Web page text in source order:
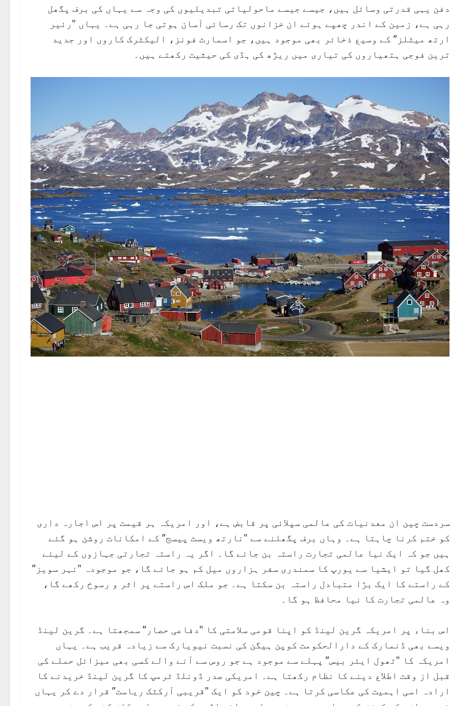
دفن یہی قدرتی وسائل ہیں، جیسے جیسے ماحولیاتی تبدیلیوں کی وجہ سے یہاں کی برف پگھل
رہی ہے، زمین کے اندر چھپے ہوئے ان خزانوں تک رسائی آسان ہوتی جا رہی ہے۔ ​یہاں "رئیر
ارتھ میٹلز” کے وسیع ذخائر بھی موجود ہیں، جو اسمارٹ فونز، الیکٹرک کاروں اور جدید
ترین فوجی ہتھیاروں کی تیاری میں ریڑھ کی ہڈی کی حیثیت رکھتے ہیں۔
​سردست چین ان معدنیات کی عالمی سپلائی پر قابض ہے، اور امریکہ ہر قیمت پر اس اجارہ داری
کو ختم کرنا چاہتا ہے۔ وہاں ​برف پگھلنے سے "نارتھ ویسٹ پیسج” کے امکانات روشن ہو گئے
ہیں جو کہ ایک نیا عالمی تجارت راستہ بن جائے گا۔ اگر یہ راستہ تجارتی جہازوں کے لیئے
کھل گیا تو ایشیا سے یورپ کا سمندری سفر ہزاروں میل کم ہو جائے گا، جو موجودہ "نہر سویز”
کے راستے کا ایک بڑا متبادل راستہ بن سکتا ہے۔ جو ملک اس راستے پر اثر و رسوخ رکھے گا،
وہ عالمی تجارت کا نیا محافظ ہو گا۔
​​اس بناء پر امریکہ گرین لینڈ کو اپنا قومی سلامتی کا "دفاعی حصار” سمجھتا ہے۔ گرین لینڈ
ویسے بھی ڈنمارک کے دارالحکومت کوپن ہیگن کی نسبت نیویارک سے زیادہ قریب ہے۔ یہاں
امریکہ کا "تھول ایئر بیس” پہلے سے موجود ہے جو روس سے آنے والے کسی بھی میزائل حملے کی
قبل از وقت اطلاع دینے کا نظام رکھتا ہے۔ امریکی صدر ڈونلڈ ٹرمپ کا گرین لینڈ خریدنے کا
ارادہ اسی اہمیت کی عکاسی کرتا ہے۔ چین خود کو ایک "قریبی آرکٹک ریاست” قرار دے کر یہاں